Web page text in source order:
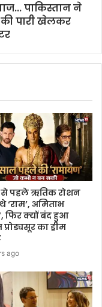
पाकिस्तान ने
की पारी खेलकर
से पहले ऋतिक रोशन
‘राम’, अमिताभ
फिर क्यों बंद हुआ
का ड्रीम
ago